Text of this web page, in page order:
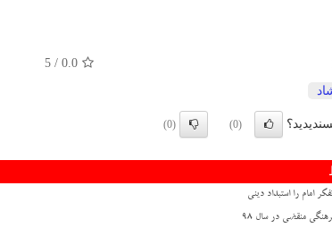
0.0
/ 5
(0)
(0)
امام را استبداد دینی
منقضی در سال 98